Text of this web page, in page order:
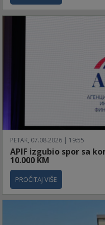
PETAK, 07.08.2026 | 19:55
APIF izgubio spor sa
10.000 KM
PROČITAJ VIŠE